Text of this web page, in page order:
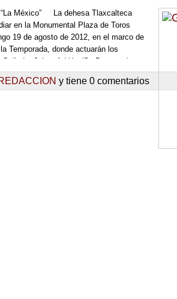
“La México” La dehesa Tlaxcalteca
en la Monumental Plaza de Toros
19 de agosto de 2012, en el marco de
Temporada, donde actuarán los
Jaime Adrián (Se Presenta),
(Se Presenta – Español). […]
y tiene 0 comentarios